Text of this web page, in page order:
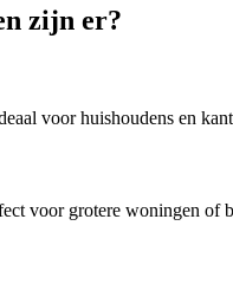
zijn er?
voor huishoudens en
voor grotere woningen of